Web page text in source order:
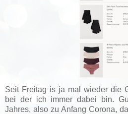
Seit Freitag is ja mal wieder die
bei der ich immer dabei bin.
Jahres, also zu Anfang Corona,